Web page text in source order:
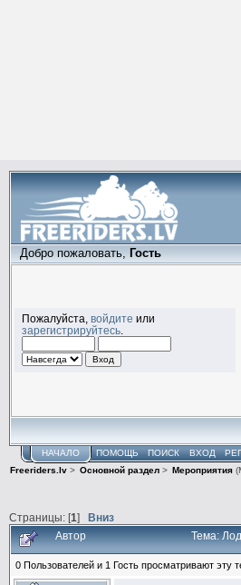
Добро пожаловать, Гость
Пожалуйста, войдите или
зарегистрируйтесь.
НАЧАЛО ПОМОЩЬ ПОИСК ВХОД
Freeriders.lv > Основной раздел > Мероприятия
Страницы: [1] Вниз
Автор Тема:
0 Пользователей и 1 Гость просматривают эту